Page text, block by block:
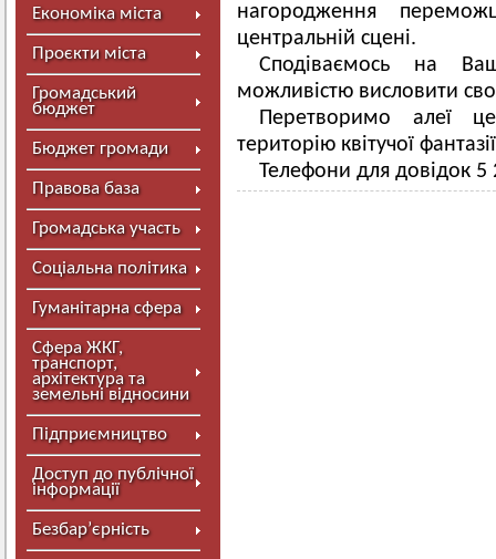
Економіка міста
Проєкти міста
Громадський
бюджет
Бюджет громади
Правова база
Громадська участь
Соціальна політика
Гуманітарна сфера
Сфера ЖКГ,
транспорт,
архітектура та
земельні відносини
Підприємництво
Доступ до публічної
інформації
Безбар’єрність
нагородження
центральній сцені.
Сподіваємось на
можливістю висловити
Перетворимо алеї
територію квітучої
Телефони для довідок 5